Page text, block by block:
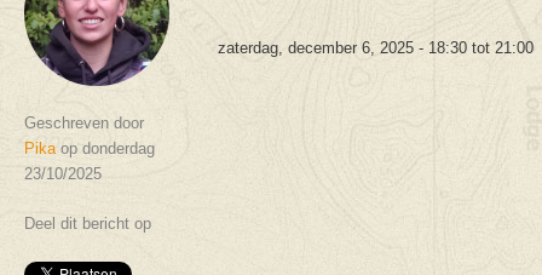
Geschreven door
Pika op donderdag
23/10/2025
Deel dit bericht op
zaterdag, december 6, 2025 - 18:30 tot 21:00